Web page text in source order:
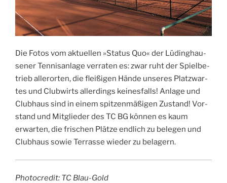
Die Fotos vom aktu­el­len »Sta­tus Quo« der Lüding­hau­
se­ner Ten­nis­an­la­ge ver­ra­ten es: zwar ruht der Spiel­be­
trieb aller­or­ten, die flei­ßi­gen Hän­de unse­res Platz­war­
tes und Club­wirts aller­dings kei­nes­falls! Anla­ge und
Club­haus sind in einem spit­zen­mä­ßi­gen Zustand! Vor­
stand und Mit­glie­der des TC BG kön­nen es kaum
erwar­ten, die fri­schen Plät­ze end­lich zu bele­gen und
Club­haus sowie Ter­ras­se wie­der zu belagern.
Pho­to­credit: TC Blau-Gold